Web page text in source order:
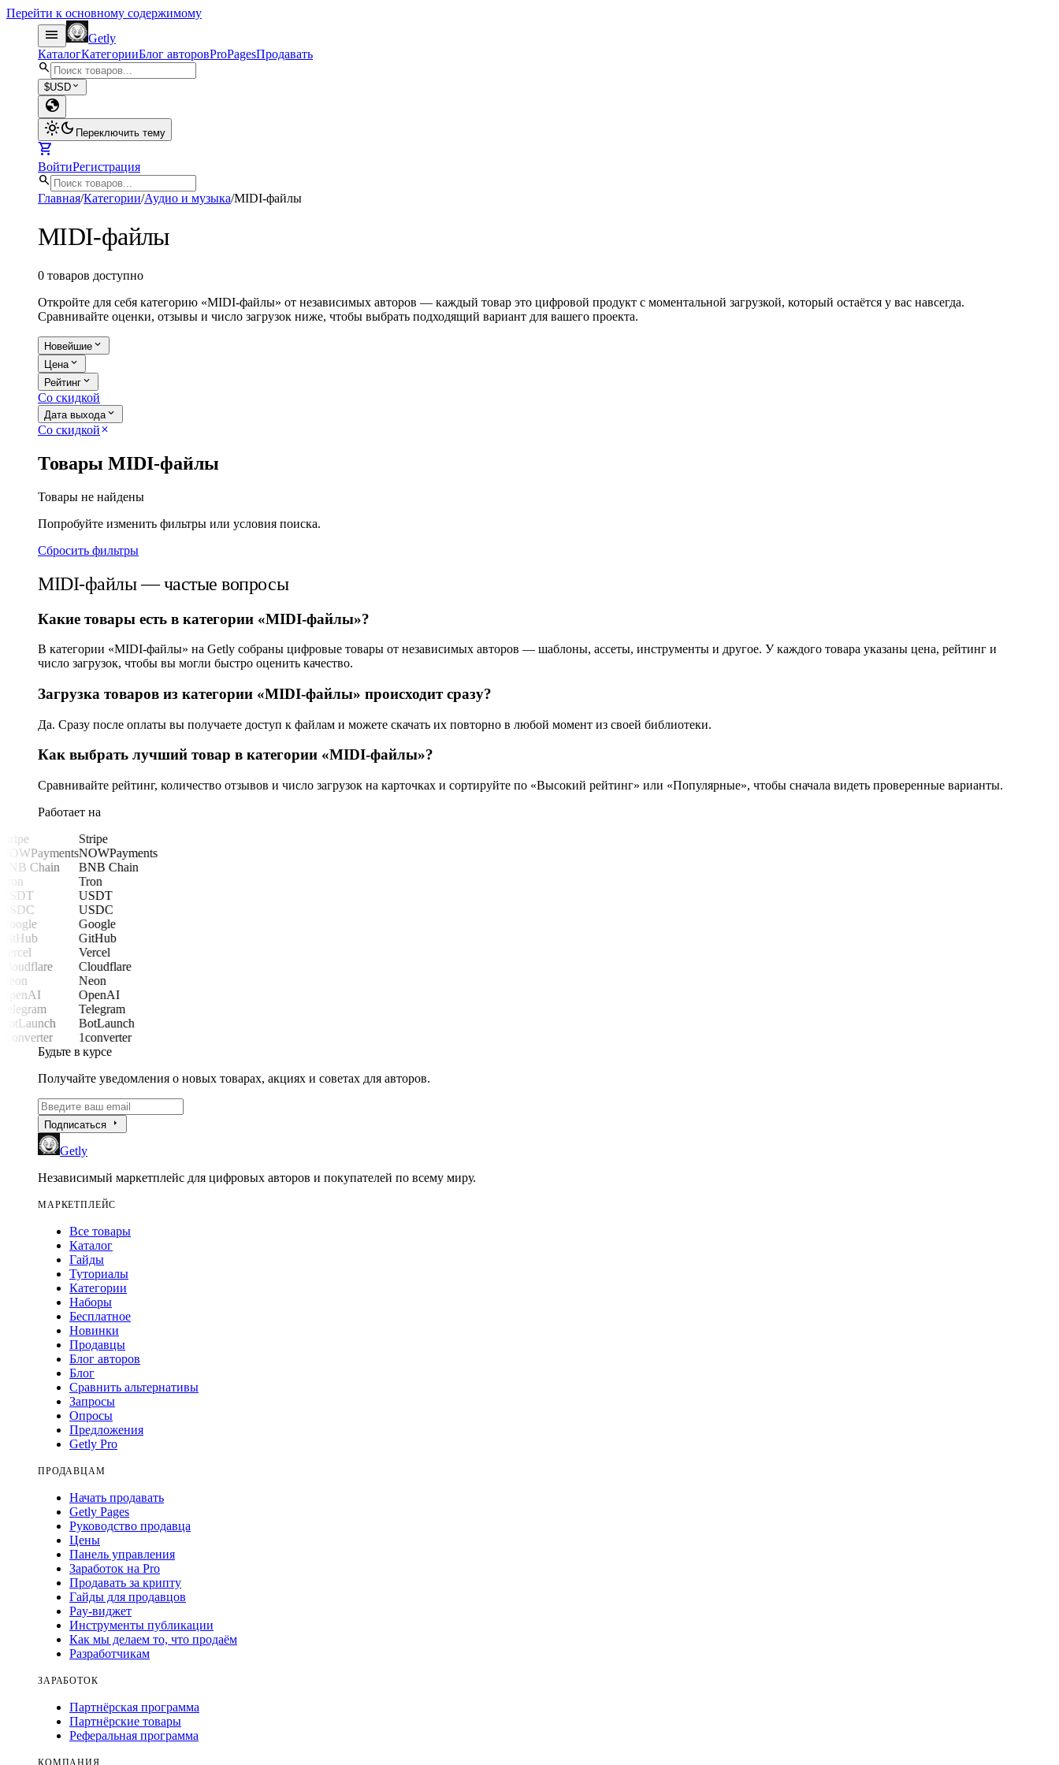
Перейти к основному содержимому
menu
Getly
КаталогКатегорииБлог авторовProPagesПродавать
search
$USD expand_more
globe
light_modedark_mode Переключить тему
shopping_cart
ВойтиРегистрация
search
Главная/Категории/Аудио и музыка/MIDI-файлы
MIDI-файлы
0 товаров доступно
Откройте для себя категорию «MIDI-файлы» от независимых авторов — каждый товар это цифровой продукт с моментальной загрузкой, который остаётся у вас навсегда.
Сравнивайте оценки, отзывы и число загрузок ниже, чтобы выбрать подходящий вариант для вашего проекта.
Новейшие expand_more
Цена expand_more
Рейтинг expand_more
Со скидкой
Дата выхода expand_more
Со скидкой close
Товары MIDI-файлы
Товары не найдены
Попробуйте изменить фильтры или условия поиска.
Сбросить фильтры
MIDI-файлы — частые вопросы
Какие товары есть в категории «MIDI-файлы»?
В категории «MIDI-файлы» на Getly собраны цифровые товары от независимых авторов — шаблоны, ассеты, инструменты и другое. У каждого товара указаны цена, рейтинг и
число загрузок, чтобы вы могли быстро оценить качество.
Загрузка товаров из категории «MIDI-файлы» происходит сразу?
Да. Сразу после оплаты вы получаете доступ к файлам и можете скачать их повторно в любой момент из своей библиотеки.
Как выбрать лучший товар в категории «MIDI-файлы»?
Сравнивайте рейтинг, количество отзывов и число загрузок на карточках и сортируйте по «Высокий рейтинг» или «Популярные», чтобы сначала видеть проверенные варианты.
Работает на
Chain
Stripe
NOWPayments
BNB Chain
Tron
USDT
USDC
Google
GitHub
Vercel
Cloudflare
Neon
OpenAI
Telegram
BotLaunch
1converter
Будьте в курсе
Получайте уведомления о новых товарах, акциях и советах для авторов.
Подписаться arrow_right
Getly
Независимый маркетплейс для цифровых авторов и покупателей по всему миру.
МАРКЕТПЛЕЙС
Все товары
Каталог
Гайды
Туториалы
Категории
Наборы
Бесплатное
Новинки
Продавцы
Блог авторов
Блог
Сравнить альтернативы
Запросы
Опросы
Предложения
Getly Pro
ПРОДАВЦАМ
Начать продавать
Getly Pages
Руководство продавца
Цены
Панель управления
Заработок на Pro
Продавать за крипту
Гайды для продавцов
Pay-виджет
Инструменты публикации
Как мы делаем то, что продаём
Разработчикам
ЗАРАБОТОК
Партнёрская программа
Партнёрские товары
Реферальная программа
КОМПАНИЯ